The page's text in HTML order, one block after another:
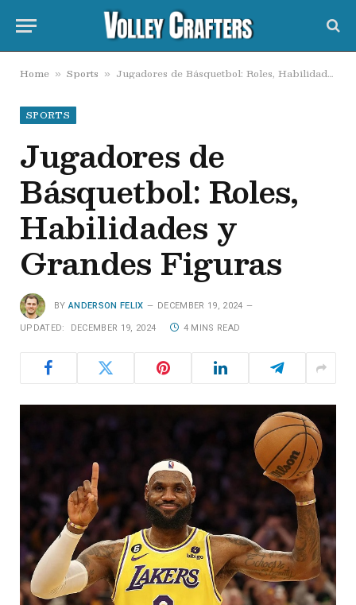
Home » Sports » Jugadores de Básquetbol: Roles, Habilidades y Grandes Figuras
SPORTS
Jugadores de
Básquetbol: Roles,
Habilidades y
Grandes Figuras
BY ANDERSON FELIX DECEMBER 19, 2024
UPDATED: DECEMBER 19, 2024 4 MINS READ